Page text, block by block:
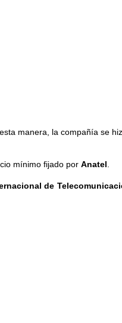
manera, la compañía se
mínimo fijado por Anatel
de